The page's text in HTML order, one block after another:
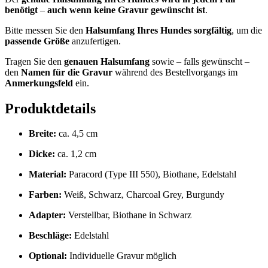
benötigt – auch wenn keine Gravur gewünscht ist.
Bitte messen Sie den Halsumfang Ihres Hundes sorgfältig, um die
passende Größe anzufertigen.
Tragen Sie den genauen Halsumfang sowie – falls gewünscht –
den Namen für die Gravur während des Bestellvorgangs im
Anmerkungsfeld ein.
Produktdetails
Breite: ca. 4,5 cm
Dicke: ca. 1,2 cm
Material: Paracord (Type III 550), Biothane, Edelstahl
Farben: Weiß, Schwarz, Charcoal Grey, Burgundy
Adapter: Verstellbar, Biothane in Schwarz
Beschläge: Edelstahl
Optional: Individuelle Gravur möglich